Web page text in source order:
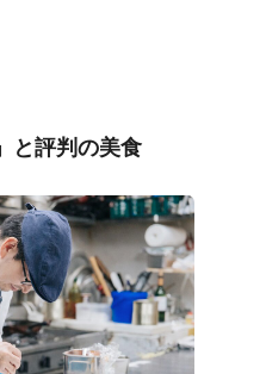
と評判の美食